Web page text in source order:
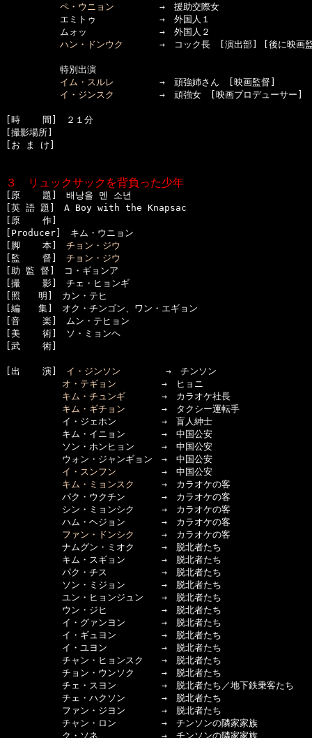
ペ・ウニョン →　援助交際女
エミトゥ　　　　　　　→　外国人１
ムォッ　　　　　　　　→　外国人２
ハン・ドンウク
→　コック長　[演出部] [後に映画
特別出演
イム・スルレ →　頑強姉さん　[映画監督]
イ・ジンスク
→　頑強女　[映画プロデューサー]
[時    間]　２１分
[撮影場所]
[お ま け]
３　リュックサックを背負った少年
[原    題]　배낭을 멘 소년
[英 語 題]　A Boy with the Knapsac
[原    作]
[Producer]　キム・ウニョン
[脚    本] チョン・ジウ
[監    督] チョン・ジウ
[助 監 督]　コ・ギョンア
[撮    影]　チェ・ヒョンギ
[照　　明]　カン・テヒ
[編　　集]　オク・チンゴン、ワン・エギョン
[音    楽]　ムン・テヒョン
[美    術]　ソ・ミョンヘ
[武    術]
[出    演] イ・ジンソン →　チンソン
オ・テギョン →　ヒョニ
キム・チュンギ →　カラオケ社長
キム・ギチョン →　タクシー運転手
  　　　　　イ・ジェホン　　　　　→　盲人紳士
  　　　　　キム・イニョン　　　　→　中国公安
  　　　　　ソン・ホンヒョン　　　→　中国公安
  　　　　　ウォン・ジャンギョン　→　中国公安
イ・スンフン →　中国公安
キム・ミョンスク
→　カラオケの客
  　　　　　パク・ウクチン　　　　→　カラオケの客
  　　　　　シン・ミョンシク　　　→　カラオケの客
  　　　　　ハム・ヘジョン　　　　→　カラオケの客
ファン・ドンシク
→　カラオケの客
  　　　　　ナムグン・ミオク　　　→　脱北者たち
  　　　　　キム・スギョン　　　　→　脱北者たち
  　　　　　パク・チス　　　　　　→　脱北者たち
  　　　　　ソン・ミジョン　　　　→　脱北者たち
  　　　　　ユン・ヒョンジュン　　→　脱北者たち
  　　　　　ウン・ジヒ　　　　　　→　脱北者たち
  　　　　　イ・グァンヨン　　　　→　脱北者たち
  　　　　　イ・ギュヨン　　　　　→　脱北者たち
  　　　　　イ・ユヨン　　　　　　→　脱北者たち
  　　　　　チャン・ヒョンスク　　→　脱北者たち
  　　　　　チョン・ウンソク　　　→　脱北者たち
  　　　　　チェ・スヨン　　　　　→　脱北者たち／地下鉄乗客たち
  　　　　　チェ・ハクソン　　　　→　脱北者たち
  　　　　　ファン・ジヨン　　　　→　脱北者たち
  　　　　　チャン・ロン　　　　　→　チンソンの隣家家族
  　　　　　ク・ソネ　　　　　　　→　チンソンの隣家家族